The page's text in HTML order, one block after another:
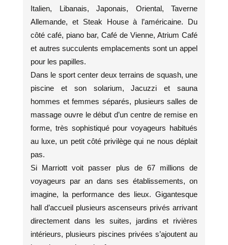
Italien, Libanais, Japonais, Oriental, Taverne
Allemande, et Steak House à l’américaine. Du
côté café, piano bar, Café de Vienne, Atrium Café
et autres succulents emplacements sont un appel
pour les papilles.
Dans le sport center deux terrains de squash, une
piscine et son solarium, Jacuzzi et sauna
hommes et femmes séparés, plusieurs salles de
massage ouvre le début d’un centre de remise en
forme, très sophistiqué pour voyageurs habitués
au luxe, un petit côté privilège qui ne nous déplait
pas.
Si Marriott voit passer plus de 67 millions de
voyageurs par an dans ses établissements, on
imagine, la performance des lieux. Gigantesque
hall d’accueil plusieurs ascenseurs privés arrivant
directement dans les suites, jardins et rivières
intérieurs, plusieurs piscines privées s’ajoutent au